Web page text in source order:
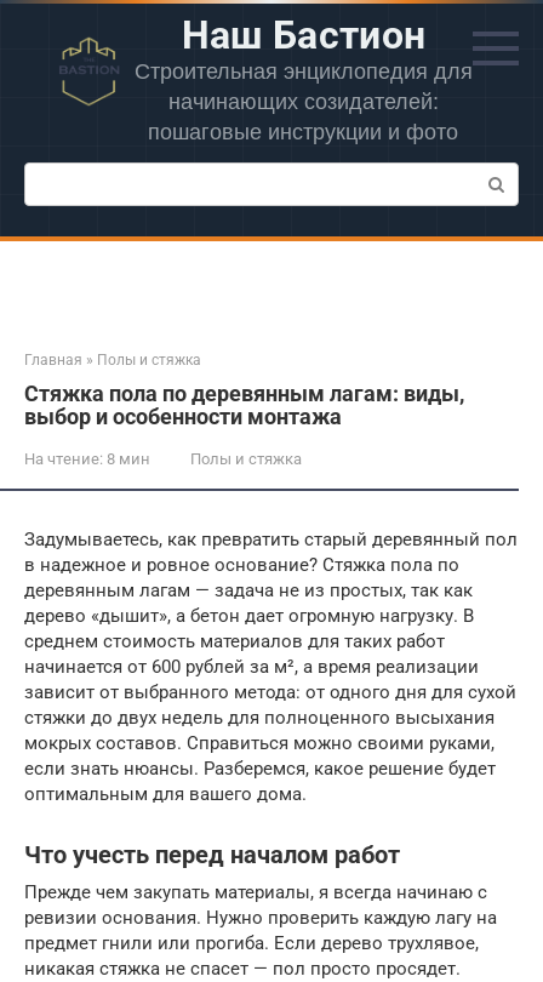
Перейти
контенту
Наш Бастион
Строительная энциклопедия для
начинающих созидателей:
пошаговые инструкции и фото
Поиск:
Главная » Полы и стяжка
Стяжка пола по деревянным лагам: виды,
выбор и особенности монтажа
На чтение: 8 мин Полы и стяжка
Задумываетесь, как превратить старый деревянный пол
в надежное и ровное основание? Стяжка пола по
деревянным лагам — задача не из простых, так как
дерево «дышит», а бетон дает огромную нагрузку. В
среднем стоимость материалов для таких работ
начинается от 600 рублей за м², а время реализации
зависит от выбранного метода: от одного дня для сухой
стяжки до двух недель для полноценного высыхания
мокрых составов. Справиться можно своими руками,
если знать нюансы. Разберемся, какое решение будет
оптимальным для вашего дома.
Что учесть перед началом работ
Прежде чем закупать материалы, я всегда начинаю с
ревизии основания. Нужно проверить каждую лагу на
предмет гнили или прогиба. Если дерево трухлявое,
никакая стяжка не спасет — пол просто просядет.